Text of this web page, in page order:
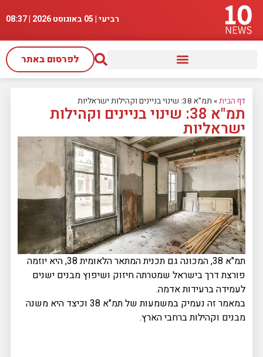
רביעי | 05 באוגוסט 2026 | 08:37
לפרסום באתר
דף הבית» תמ"א 38: שינוי בניינים וקהילות ישראליות
תמ"א 38: שינוי בניינים וקהילות
ישראליות
תמ"א 38, המכונה גם תכנית המתאר הלאומית 38, היא יוזמה
פורצת דרך בישראל שמטרתה חיזוק ושיפוץ מבנים ישנים
לעמידה ברעידות אדמה.
במאמר זה נעמיק במשמעות של תמ"א 38 וכיצד היא משנה
מבנים וקהילות ברחבי הארץ.